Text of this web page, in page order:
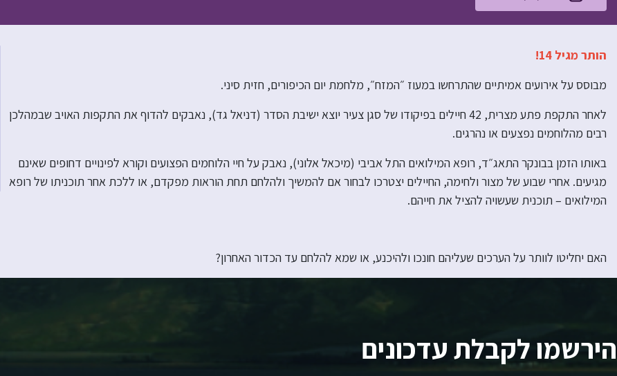
הותר מגיל 14!
מבוסס על אירועים אמיתיים שהתרחשו במעוז ״המזח״, מלחמת יום הכיפורים, חזית סיני.
לאחר התקפת פתע מצרית, 42 חיילים בפיקודו של סגן צעיר יוצא ישיבת הסדר (דניאל גד), נאבקים להדוף את התקפות האויב שבמהלכן
רבים מהלוחמים נפצעים או נהרגים.
באותו הזמן בבונקר התאג״ד, רופא המילואים התל אביבי (מיכאל אלוני), נאבק על חיי הלוחמים הפצועים וקורא לפינויים דחופים שאינם
מגיעים. אחרי שבוע של מצור ולחימה, החיילים יצטרכו לבחור אם להמשיך ולהלחם תחת הוראות מפקדם, או ללכת אחר תוכניתו של רופא
המילואים – תוכנית שעשויה להציל את חייהם.
האם יחליטו לוותר על הערכים שעליהם חונכו ולהיכנע, או שמא להלחם עד הכדור האחרון?
הירשמו לקבלת עדכונים